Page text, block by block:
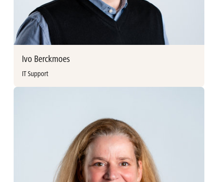
Ivo Berckmoes
IT Support
Ivo Berckmoes vervoegde Ackermans & van Haaren in 2022
als IT Support. Met meer dan 15 jaar ervaring in IT
administratie en support, heeft Ivo onder andere gewerkt
als Senior IT Support Engineer bij Essentiel Antwerp en IT
Operations Engineer bij Ogone.